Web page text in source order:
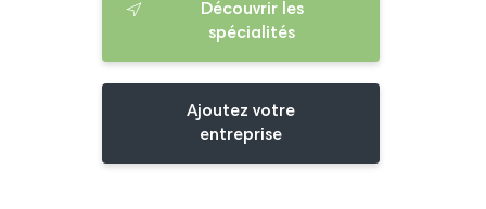
Découvrir les
spécialités
Ajoutez votre
entreprise